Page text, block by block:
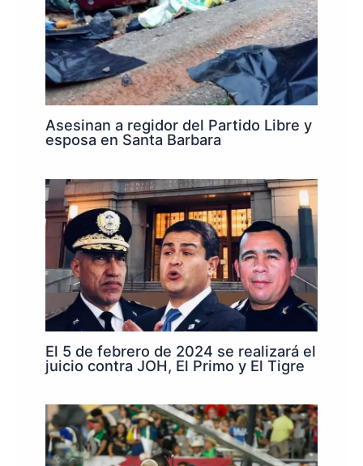
Asesinan a regidor del Partido Libre y
esposa en Santa Barbara
El 5 de febrero de 2024 se realizará el
juicio contra JOH, El Primo y El Tigre